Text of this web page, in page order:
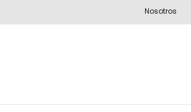
Nosotros